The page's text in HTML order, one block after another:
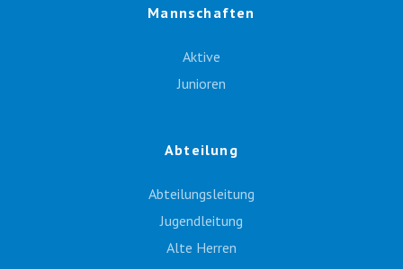
Mannschaften
Aktive
Junioren
Abteilung
Abteilungsleitung
Jugendleitung
Alte Herren